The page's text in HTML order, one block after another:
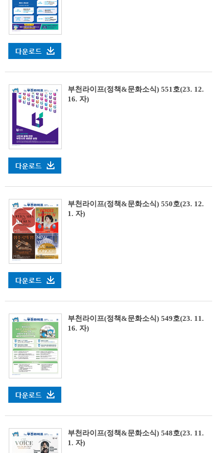
부천라이프(정책&문화소식) 551호(23. 12.
16. 자)
부천라이프(정책&문화소식) 550호(23. 12.
1. 자)
부천라이프(정책&문화소식) 549호(23. 11.
16. 자)
부천라이프(정책&문화소식) 548호(23. 11.
1. 자)